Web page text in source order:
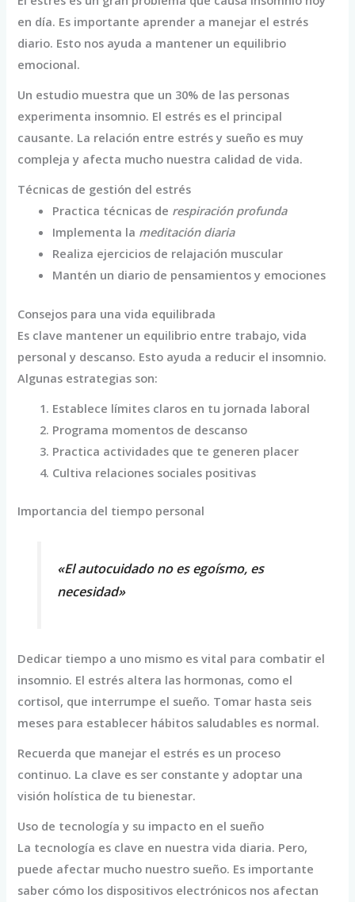
en día. Es importante aprender a manejar el estrés
diario. Esto nos ayuda a mantener un equilibrio
emocional.
Un estudio muestra que un 30% de las personas
experimenta insomnio. El estrés es el principal
causante. La relación entre estrés y sueño es muy
compleja y afecta mucho nuestra calidad de vida.
Técnicas de gestión del estrés
Practica técnicas de respiración profunda
Implementa la meditación diaria
Realiza ejercicios de relajación muscular
Mantén un diario de pensamientos y emociones
Consejos para una vida equilibrada
Es clave mantener un equilibrio entre trabajo, vida
personal y descanso. Esto ayuda a reducir el insomnio.
Algunas estrategias son:
Establece límites claros en tu jornada laboral
Programa momentos de descanso
Practica actividades que te generen placer
Cultiva relaciones sociales positivas
Importancia del tiempo personal
«El autocuidado no es egoísmo, es
necesidad»
Dedicar tiempo a uno mismo es vital para combatir el
insomnio. El estrés altera las hormonas, como el
cortisol, que interrumpe el sueño. Tomar hasta seis
meses para establecer hábitos saludables es normal.
Recuerda que manejar el estrés es un proceso
continuo. La clave es ser constante y adoptar una
visión holística de tu bienestar.
Uso de tecnología y su impacto en el sueño
La tecnología es clave en nuestra vida diaria. Pero,
puede afectar mucho nuestro sueño. Es importante
saber cómo los dispositivos electrónicos nos afectan